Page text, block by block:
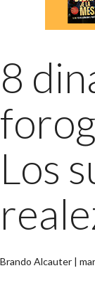
8
Los
Brando Alcauter |